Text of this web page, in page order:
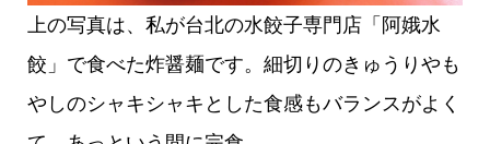
上の写真は、私が台北の水餃子専門店「阿娥水
餃」で食べた炸醤麺です。細切りのきゅうりやも
やしのシャキシャキとした食感もバランスがよく